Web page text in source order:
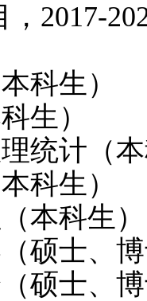
2017-
科生）
生）
统计（
科生）
本科生）
硕士、
硕士、